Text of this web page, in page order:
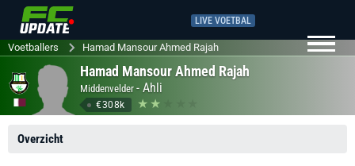
LIVE VOETBAL
Voetballers Hamad Mansour Ahmed Rajah
Hamad Mansour Ahmed Rajah
Middenvelder - Ahli
€308k
Overzicht